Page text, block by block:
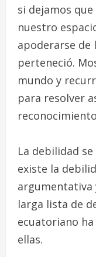
si dejamos
nuestro
apoderarse de
perteneció.
mundo y
para resolver
La debilidad
existe la
argumentativa
larga lista de
ecuatoriano
ellas.